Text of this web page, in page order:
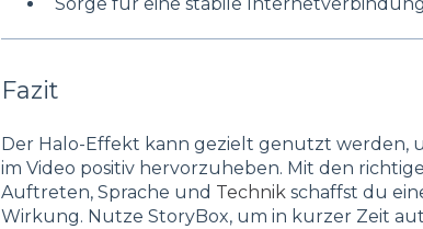
Fazit
Der Halo-Effekt kann gezielt genutzt werden,
im Video positiv hervorzuheben. Mit den
Auftreten, Sprache und Technikschaffst du
Wirkung. Nutze StoryBox, um in kurzer Zeit